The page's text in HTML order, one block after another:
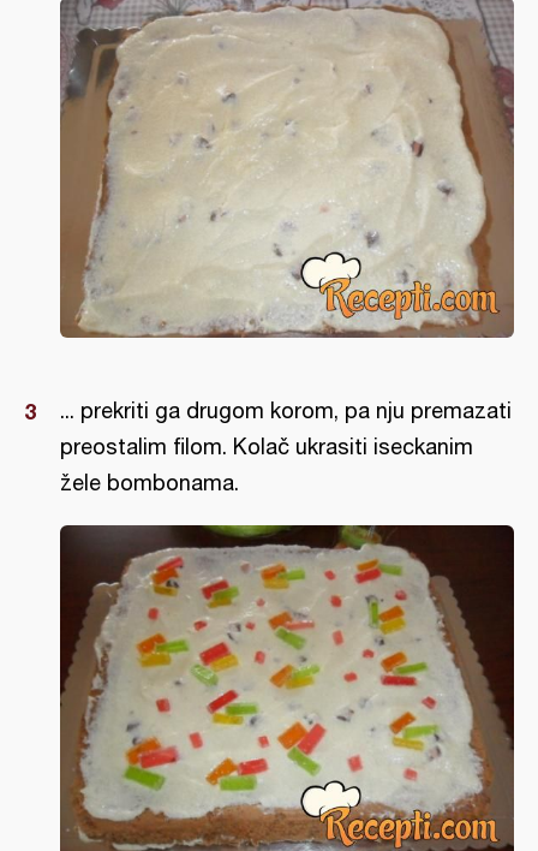
... prekriti ga drugom korom, pa nju premazati
preostalim filom. Kolač ukrasiti iseckanim
žele bombonama.